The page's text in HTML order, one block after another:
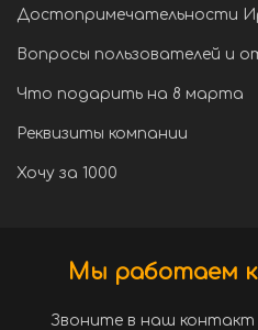
Достопримечательности
Вопросы пользователей и
Что подарить на 8 марта
Реквизиты компании
Хочу за 1000
Мы работаем
Звоните в наш контакт